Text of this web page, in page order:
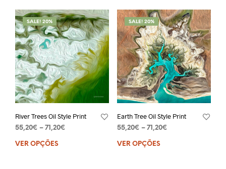
SALE! 20%
River Trees Oil Style Print
55,20€ – 71,20€
VER OPÇÕES
SALE! 20%
Earth Tree Oil Style Print
55,20€ – 71,20€
VER OPÇÕES